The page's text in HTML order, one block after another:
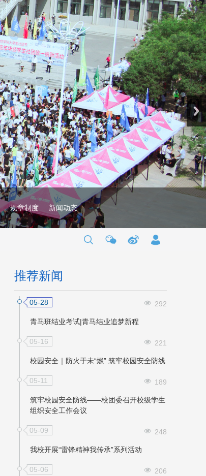
规章制度 新闻动态
推荐新闻
05-28 292
青马班结业考试|青马结业追梦新程
05-16 221
校园安全｜防火于未“燃” 筑牢校园安全防线
05-11 189
筑牢校园安全防线——校团委召开校级学生
组织安全工作会议
05-09 248
我校开展“雷锋精神我传承”系列活动
05-06 206